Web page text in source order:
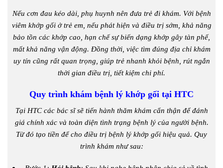
Nếu cơn đau kéo dài, phụ huynh nên đưa trẻ đi khám. Với bệnh
viêm khớp gối ở trẻ em, nếu phát hiện và điều trị sớm, khả năng
bảo tồn các khớp cao, hạn chế sự biến dạng khớp gây tàn phế,
mất khả năng vận động. Đồng thời, việc tìm đúng địa chỉ khám
uy tín cũng rất quan trọng, giúp trẻ nhanh khỏi bệnh, rút ngắn
thời gian điều trị, tiết kiệm chi phí.
Quy trình khám bệnh lý khớp gối tại HTC
Tại HTC các bác sĩ sẽ tiến hành thăm khám cẩn thận để đánh
giá chính xác và toàn diện tình trạng bệnh lý của người bệnh.
Từ đó tạo tiền để cho điều trị bệnh lý khớp gối hiệu quả. Quy
trình khám như sau: